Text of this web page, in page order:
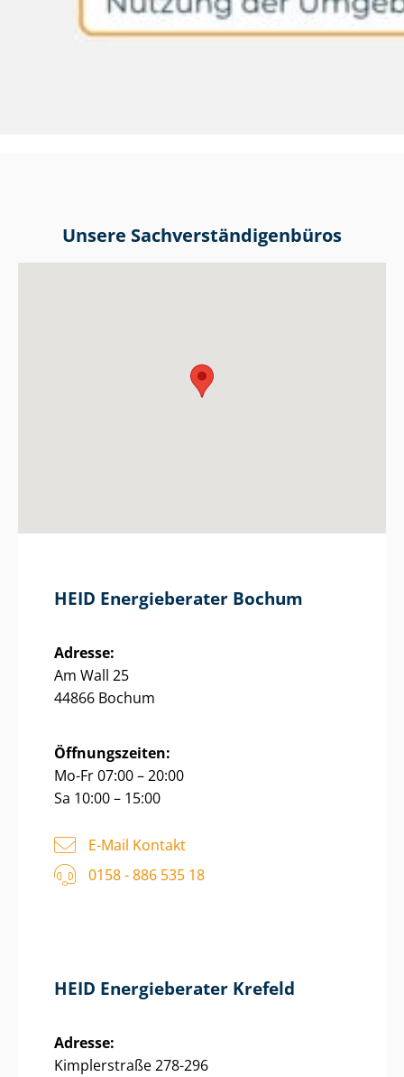
Unsere Sach­ver­stän­di­gen­bü­ros
HEID Energieberater Bochum
Adresse:
Am Wall 25
44866 Bochum
Öffnungszeiten:
Mo-Fr 07:00 – 20:00
Sa 10:00 – 15:00
E-Mail Kontakt
0158 - 886 535 18
HEID Energieberater Krefeld
Adresse:
Kimplerstraße 278-296